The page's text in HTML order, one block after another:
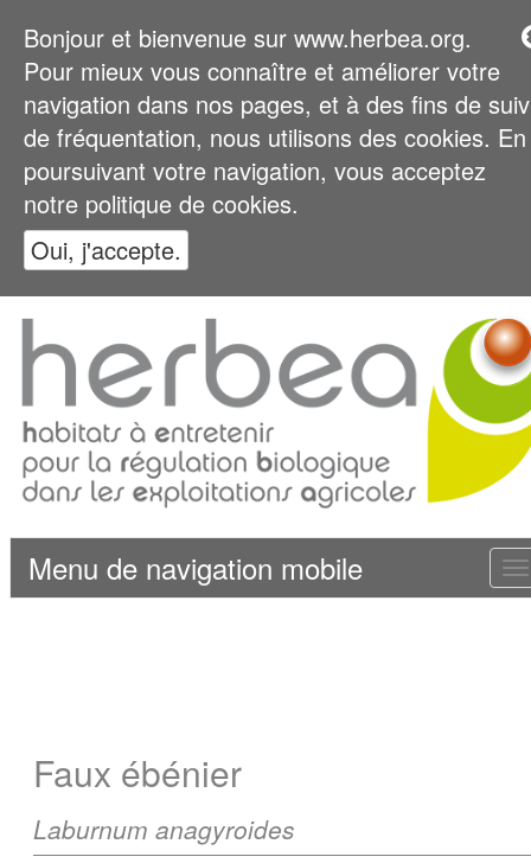
Bonjour et bienvenue sur www.herbea.org.
Pour mieux vous connaître et améliorer votre
navigation dans nos pages, et à des fins de
de fréquentation, nous utilisons des cookies. En
poursuivant votre navigation, vous acceptez
notre politique de cookies.
Oui, j'accepte.
Menu de navigation mobile
Faux ébénier
Laburnum anagyroides